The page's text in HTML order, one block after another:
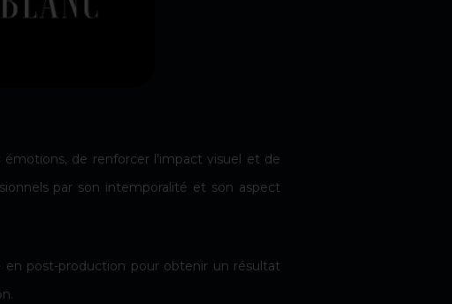
de renforcer l’impact visuel et de
par son intemporalité et son aspect
en post-production pour obtenir un résultat